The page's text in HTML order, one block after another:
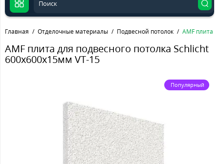
Главная Отделочные материалы Подвесной потолок AMF плита
AMF плита для подвесного потолка Schlicht
600х600х15мм VT-15
Популярный